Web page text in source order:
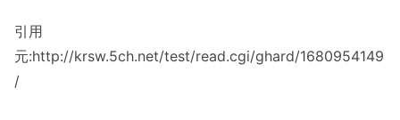
引用
元:http://krsw.5ch.net/test/read.cgi/ghard/1680954149
/